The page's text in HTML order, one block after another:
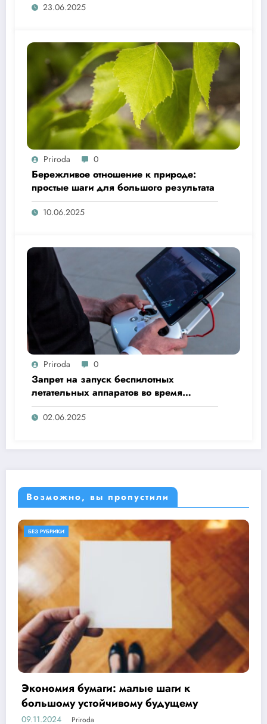
23.06.2025
Priroda 0
Бережливое отношение к природе:
простые шаги для большого результата
10.06.2025
Priroda 0
Запрет на запуск беспилотных
летательных аппаратов во время
«Ысыах Туймаады-2025»
02.06.2025
Возможно, вы пропустили
БЕЗ РУБРИКИ ОБЕРЕГАЕМ ПРИРОДУ
Основы бережливого
17.10.2024 Priroda